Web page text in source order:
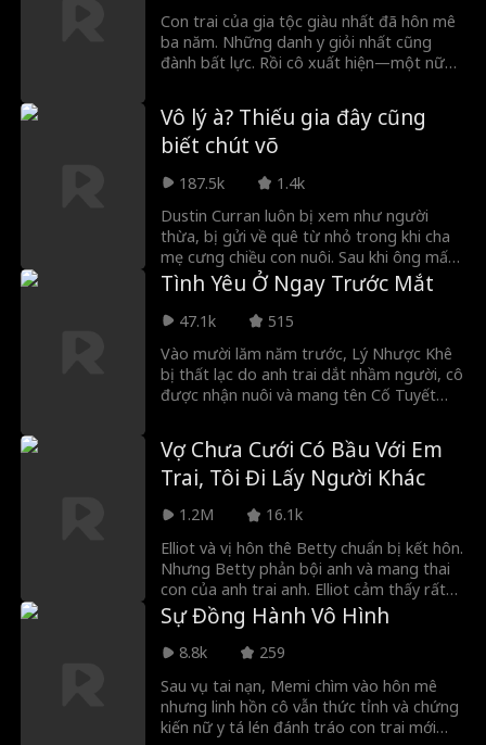
Con trai của gia tộc giàu nhất đã hôn mê
ba năm. Những danh y giỏi nhất cũng
đành bất lực. Rồi cô xuất hiện—một nữ
Đao kiếm tuốt trần. Cô không chút nao
núng. Một cử động. Một cái chạm. Cả
phòng chìm vào tĩnh lặng. 'Chuẩn bị bồn
Còn cậu trai trẻ đẹp đó?' Cô chỉ vào
người thừa kế. 'Mang cậu ta đến cho tôi.'
Vô lý à? Thiếu gia đây cũng
biết chút võ
187.5k
1.4k
Dustin Curran luôn bị xem như người
thừa, bị gửi về quê từ nhỏ trong khi cha
mẹ cưng chiều con nuôi. Sau khi ông mất,
anh bị đẩy vào Phái Thanh Phong tu
luyện. Bỗng cha mẹ ép anh cưới Linda
Collins đang bệnh nặng. Nhưng Dustin giờ
xuống núi, để rồi phải hối hận khôn nguôi.
Tình Yêu Ở Ngay Trước Mắt
47.1k
515
Vào mười lăm năm trước, Lý Nhược Khê
bị thất lạc do anh trai dắt nhầm người, cô
được nhận nuôi và mang tên Cố Tuyết
Minh Nguyệt nay đã là chủ tịch tập đoàn
vẫn mỏi mòn tìm con. Thật trùng hợp,
Tuyết Nhi vào làm thực tập sinh tại công
ty nhưng mẹ và anh trai không hề nhận ra
cô.
Vợ Chưa Cưới Có Bầu Với Em
Trai, Tôi Đi Lấy Người Khác
1.2M
16.1k
Elliot và vị hôn thê Betty chuẩn bị kết hôn.
Nhưng Betty phản bội anh và mang thai
con của anh trai anh. Elliot cảm thấy rất
bực bội. Nhưng Betty vẫn muốn kết hôn
với anh và chiếm lấy ngôi nhà của anh.
Elliot từ chối cô và chọn kết hôn với một nữ
đã có sự nghiệp thành công tự thân.
Thực ra, tất cả là nhờ công của Elliot.
Cuối cùng, Betty hối hận và cố gắng giành
Sự Đồng Hành Vô Hình
8.8k
259
Sau vụ tai nạn, Memi chìm vào hôn mê
nhưng linh hồn cô vẫn thức tỉnh và chứng
kiến nữ y tá lén đánh tráo con trai mới